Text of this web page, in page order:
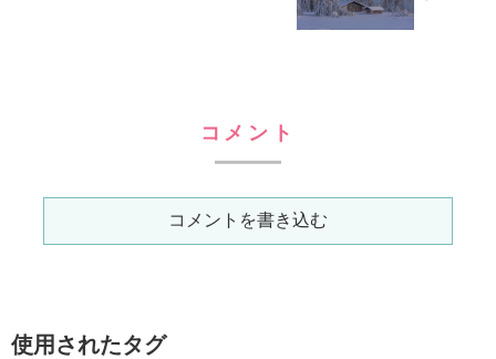
コメント
コメントを書き込む
使用されたタグ